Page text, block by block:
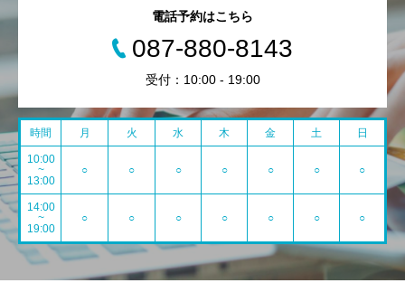
電話予約はこちら
087-880-8143
受付：10:00 - 19:00
時間 月 火 水 木 金 土 日
10:00
~
13:00
○ ○ ○ ○ ○ ○ ○
14:00
~
19:00
○ ○ ○ ○ ○ ○ ○